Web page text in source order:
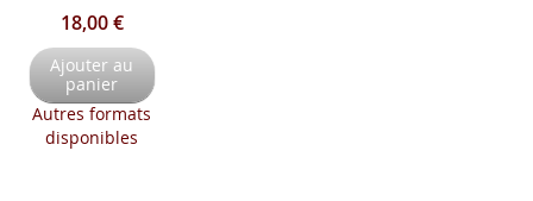
18,00 €
Ajouter au
panier
Autres formats
disponibles